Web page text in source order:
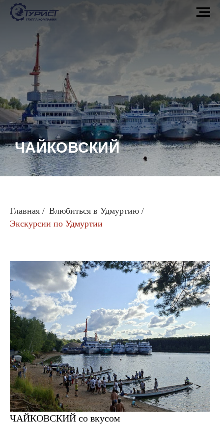
ЧАЙКОВСКИЙ
Главная / Влюбиться в Удмуртию /
Экскурсии по Удмуртии
ЧАЙКОВСКИЙ со вкусом